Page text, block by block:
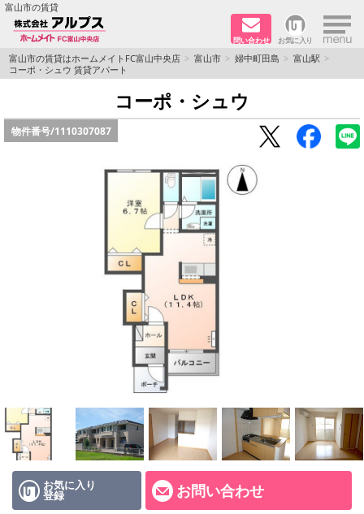
富山市の賃貸
問い合わせ お気に入り ×
TOPページ
ペット同居はご相談ください
路線·駅から探す
店舗情報·アクセス
メールでお問い合わせ
富山市の賃貸はホームメイトFC富山中央店 富山市 婦中町田島
富山駅
コーポ・シュウ 賃貸アパート
コーポ・シュウ
物件番号/1110307087
お気に入り
登録 お問い合わせ